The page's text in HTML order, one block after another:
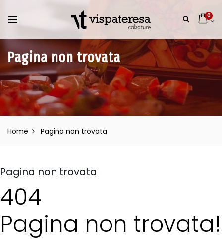
0
Pagina non trovata
Home Pagina non trovata
Pagina non trovata
404
Pagina non trovata!